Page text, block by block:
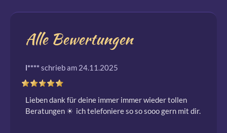
Alle Bewertungen
l****schrieb am 24.11.2025
Lieben dank für deine immer immer wieder tollen
Beratungen ☀ ️ ich telefoniere so so sooo gern mit dir.